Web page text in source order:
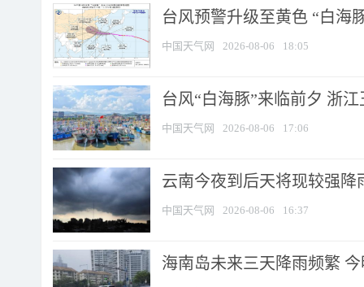
台风预警升级至黄色 “白海
中国天气网 2026-08-06 18:05
台风“白海豚”来临前夕 浙
中国天气网 2026-08-06 17:06
云南今夜到后天将现较强降
中国天气网 2026-08-06 16:37
海南岛未来三天降雨频繁